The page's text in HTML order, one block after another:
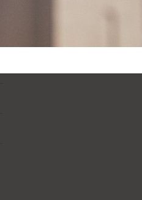
ライフプランナ